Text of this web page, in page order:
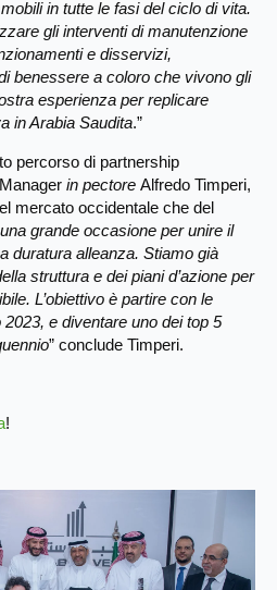
in tutte le fasi del ciclo di vita.
gli interventi di manutenzione
e disservizi,
benessere a coloro che vivono gli
esperienza per replicare
in Arabia Saudita.”
percorso di partnership
in pectore Alfredo Timperi,
mercato occidentale che del
grande occasione per unire il
duratura alleanza. Stiamo già
struttura e dei piani d’azione per
L’obiettivo è partire con le
e diventare uno dei top 5
” conclude Timperi.
!